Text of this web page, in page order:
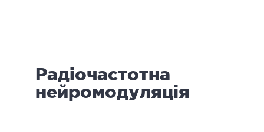
лицьова хірургія
Радіочастотна
нейромодуляція